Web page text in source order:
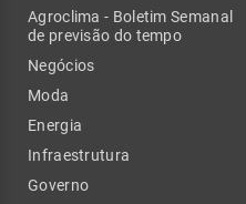
Agroclima - Boletim Semanal
de previsão do tempo
Negócios
Moda
Energia
Infraestrutura
Governo